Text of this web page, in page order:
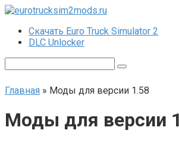
Перейти
контентуСкачать Euro Truck Simulator 2
DLC Unlocker
Главная » Моды для версии 1.58
Моды для версии